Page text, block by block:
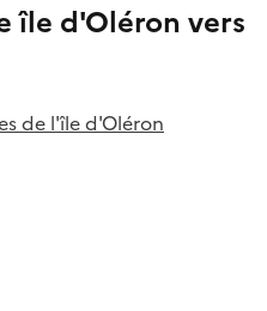
île d'Oléron vers
de l'île d'Oléron